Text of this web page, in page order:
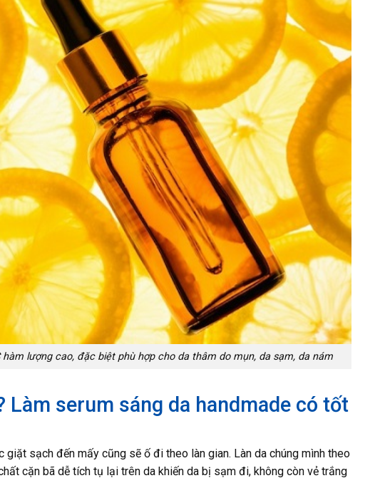
lượng cao, đặc biệt phù hợp cho da thâm do mụn, da sạm, da nám
Làm serum sáng da handmade có tốt
sạch đến mấy cũng sẽ ố đi theo làn gian. Làn da chúng mình theo
cặn bã dễ tích tụ lại trên da khiến da bị sạm đi, không còn vẻ trắng